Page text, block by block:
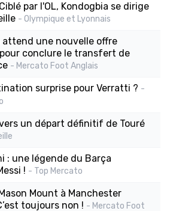
par l'OL, Kondogbia se dirige
- Olympique et Lyonnais
attend une nouvelle offre
pour conclure le transfert de
- Mercato Foot Anglais
surprise pour Verratti ? -
un départ définitif de Touré
: une légende du Barça
! - Top Mercato
Mount à Manchester
toujours non ! - Mercato Foot